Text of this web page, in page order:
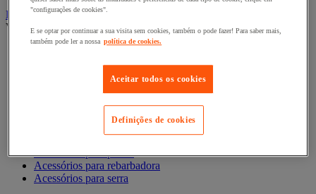
Ferramentas elétricas portáteis - Acessórios
Ver todas as categorias
Acessórios para berbequim
Acessórios para cortador-lixador
Acessórios para fresadora
Acessórios para lixadora
Acessórios para plaina
Acessórios para rebarbadora
Acessórios para serra
"configurações de cookies".
E se optar por continuar a sua visita sem cookies, também o pode fazer! Para saber mais,
também pode ler a nossa política de cookies.
Aceitar todos os cookies
Definições de cookies